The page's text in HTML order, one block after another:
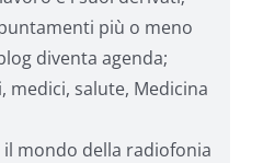
più o meno
diventa agenda;
medici, salute, Medicina
il mondo della radiofonia